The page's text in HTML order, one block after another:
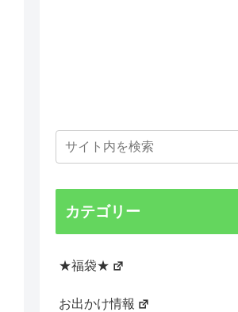
カテゴリー
★福袋★
お出かけ情報